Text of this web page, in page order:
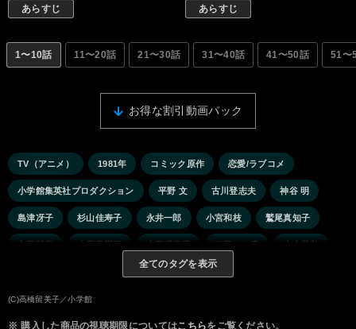
あらすじ あらすじ
1〜10話 11〜20話 21〜30話 31〜40話 41〜50話 51〜
お得な割引動画パック
TV（アニメ） 1981年 コミック原作 恋愛/ラブコメ
小学館集英社プロダクション 平野 文 古川登志夫 神谷 明
島津冴子 杉山佳寿子 永井一郎 小宮和枝 鷲尾真知子
玄田哲章 小原乃梨子 吉田理保子 三田ゆう子 小山茉美
西村朋紘
全てのタグを表示
(C)高橋留美子／小学館
※ 購入した商品の視聴期限についてはこちらをご覧ください。